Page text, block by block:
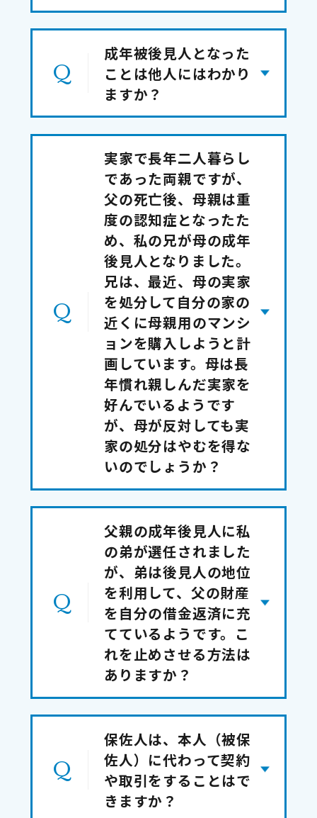
成年被後見人となった
ことは他人にはわかり
ますか？
実家で長年二人暮らし
であった両親ですが、
父の死亡後、母親は重
度の認知症となったた
め、私の兄が母の成年
後見人となりました。
兄は、最近、母の実家
を処分して自分の家の
近くに母親用のマンシ
ョンを購入しようと計
画しています。母は長
年慣れ親しんだ実家を
好んでいるようです
が、母が反対しても実
家の処分はやむを得な
いのでしょうか？
父親の成年後見人に私
の弟が選任されました
が、弟は後見人の地位
を利用して、父の財産
を自分の借金返済に充
てているようです。こ
れを止めさせる方法は
ありますか？
保佐人は、本人（被保
佐人）に代わって契約
や取引をすることはで
きますか？